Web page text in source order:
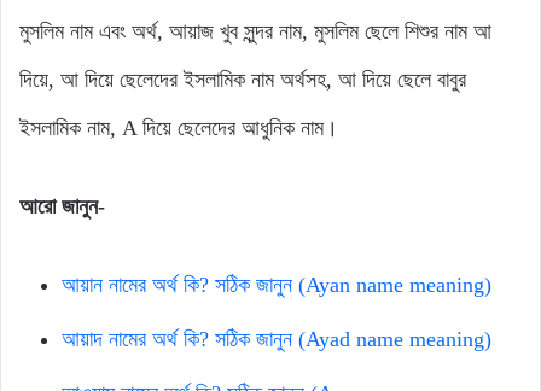
মুসলিম নাম এবং অর্থ, আয়াজ খুব সুন্দর নাম, মুসলিম ছেলে শিশুর নাম আ
দিয়ে, আ দিয়ে ছেলেদের ইসলামিক নাম অর্থসহ, আ দিয়ে ছেলে বাবুর
ইসলামিক নাম, A দিয়ে ছেলেদের আধুনিক নাম।
আরো জানুন-
আয়ান নামের অর্থ কি? সঠিক জানুন (Ayan name meaning)
আয়াদ নামের অর্থ কি? সঠিক জানুন (Ayad name meaning)